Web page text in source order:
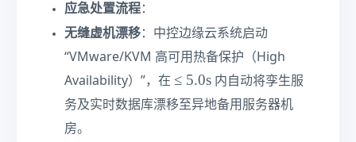
应急处置流程：
无缝虚机漂移：中控边缘云系统启动
“VMware/KVM 高可用热备保护（High
Availability）”，在 ≤
5
.
≤ 5.0s 内自动将孪生服
务及实时数据库漂移至异地备用服务器机
房。